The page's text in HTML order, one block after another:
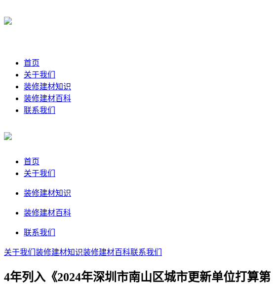
首页
关于我们
装修建材知识
装修建材百科
联系我们
首页
关于我们
装修建材知识
装修建材百科
联系我们
关于我们 装修建材知识装修建材百科联系我们
4年列入《2024年深圳市南山区城市更新单位打算第